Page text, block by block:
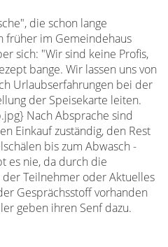
die schon lange
früher im Gemeindehaus
sich: "Wir sind keine Profis,
bange. Wir lassen uns von
Urlaubserfahrungen bei der
der Speisekarte leiten.
Nach Absprache sind
Einkauf zuständig, den Rest
bis zum Abwasch -
es nie, da durch die
Teilnehmer oder Aktuelles
Gesprächsstoff vorhanden
geben ihren Senf dazu.